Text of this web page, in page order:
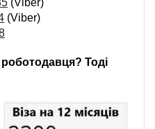
(Viber)
(Viber)
Тоді